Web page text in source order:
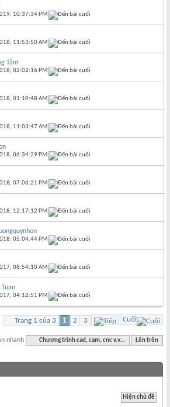
10:37:34 PM
11:53:50 AM
Tâm
02:02:16 PM
01:10:48 AM
11:03:47 AM
06:34:29 PM
07:06:21 PM
12:17:12 PM
05:04:44 PM
08:54:10 AM
Tuan
04:12:51 PM
Trang 1 của 3 1 2 3 Cuối
nhanh Chương trình cad, cam, cnc v.v... Lên trên